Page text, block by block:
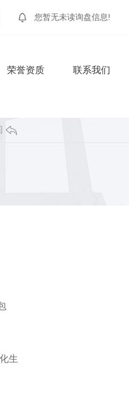
您暂无未读询盘信息!
荣誉资质 联系我们
生